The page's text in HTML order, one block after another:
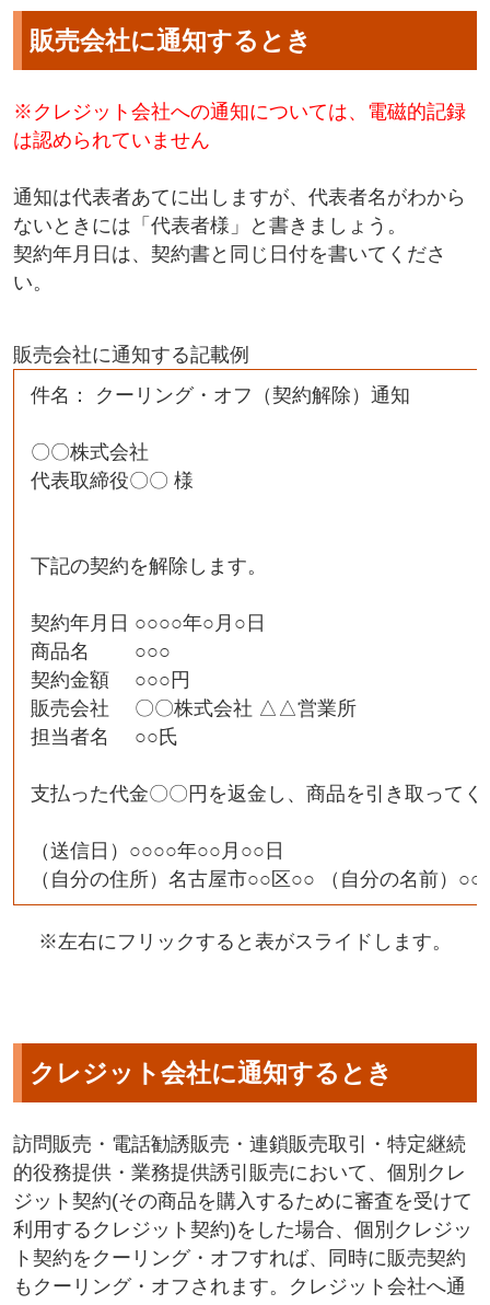
販売会社に通知するとき
※クレジット会社への通知については、電磁的記録
は認められていません
通知は代表者あてに出しますが、代表者名がわから
ないときには「代表者様」と書きましょう。
契約年月日は、契約書と同じ日付を書いてくださ
い。
販売会社に通知する記載例
件名： クーリング・オフ（契約解除）通知
〇〇株式会社
代表取締役〇〇 様
下記の契約を解除します。
契約年月日 ○○○○年○月○日
商品名 ○○○
契約金額 ○○○円
販売会社 〇〇株式会社 △△営業所
担当者名 ○○氏
支払った代金〇〇円を返金し、商品を引き取ってく
（送信日）○○○○年○○月○○日
（自分の住所）名古屋市○○区○○ （自分の名前）○○
※左右にフリックすると表がスライドします。
クレジット会社に通知するとき
訪問販売・電話勧誘販売・連鎖販売取引・特定継続
的役務提供・業務提供誘引販売において、個別クレ
ジット契約(その商品を購入するために審査を受けて
利用するクレジット契約)をした場合、個別クレジッ
ト契約をクーリング・オフすれば、同時に販売契約
もクーリング・オフされます。クレジット会社へ通